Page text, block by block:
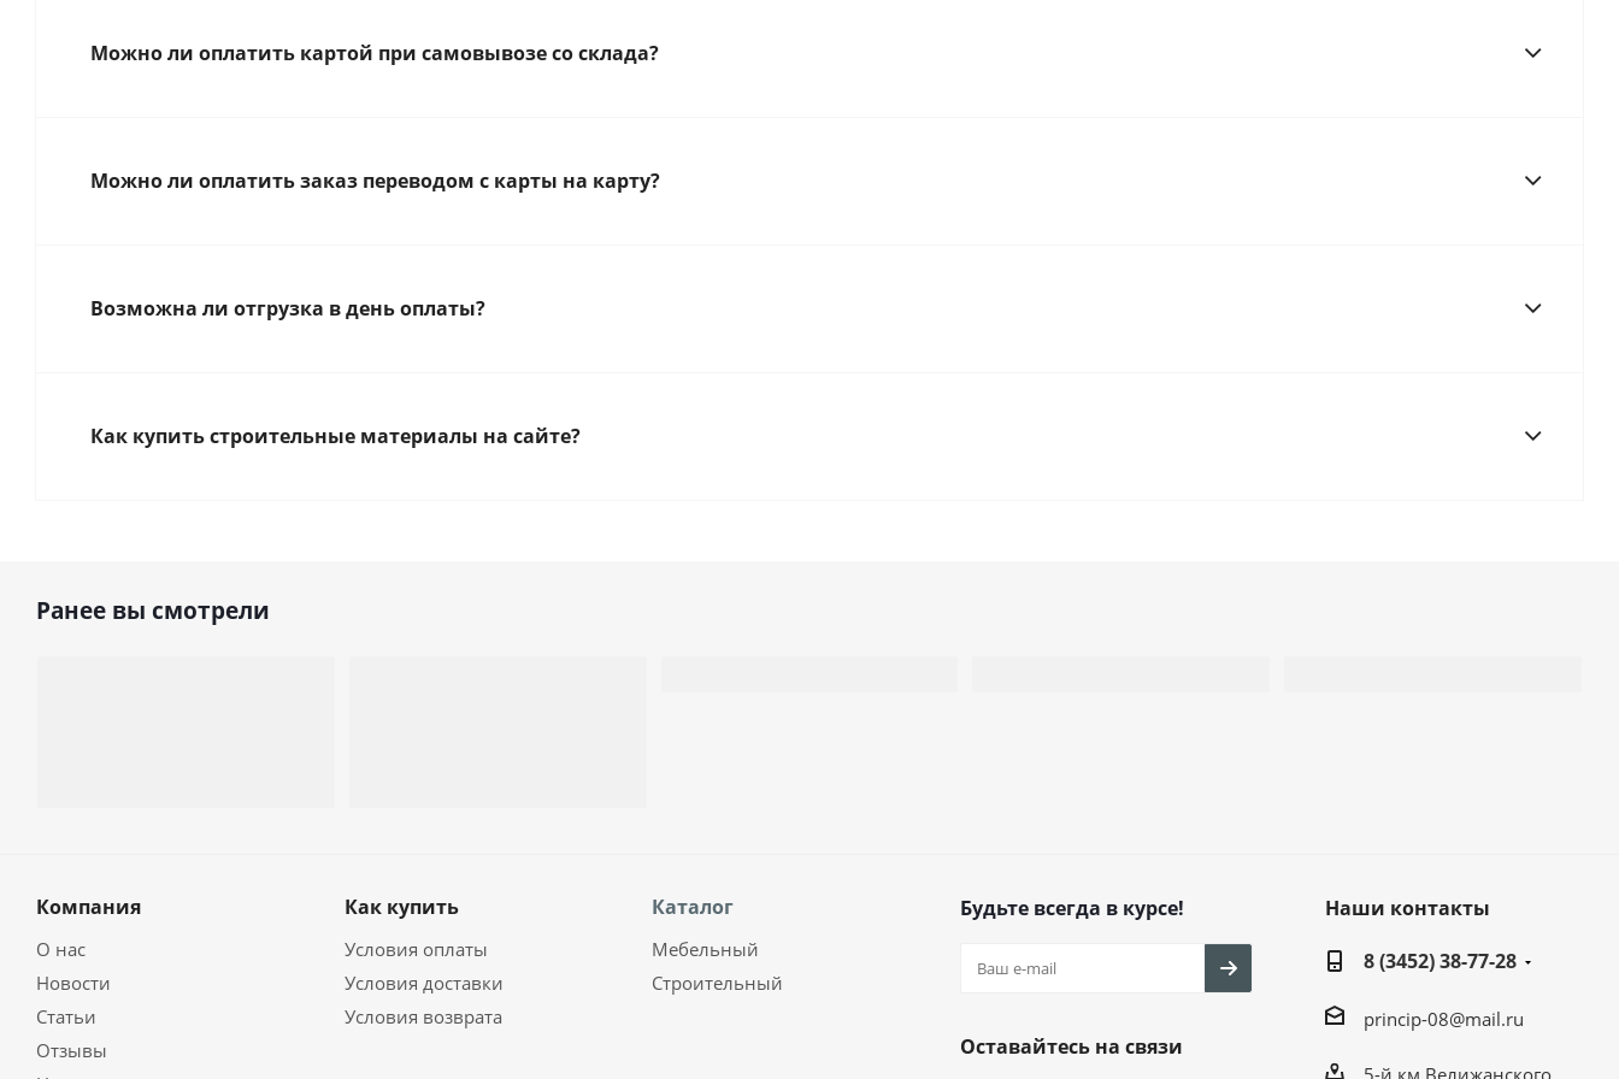
Можно ли оплатить картой при самовывозе со склада?
Можно ли оплатить заказ переводом с карты на карту?
Возможна ли отгрузка в день оплаты?
Как купить строительные материалы на сайте?
Ранее вы смотрели
Компания
О нас
Новости
Статьи
Отзывы
Как купить
Условия оплаты
Условия доставки
Условия возврата
Каталог
Мебельный
Строительный
Будьте всегда в курсе!
Оставайтесь на связи
Наши контакты
8 (3452) 38-77-28
princip-08@mail.ru
5-й км Велижанского